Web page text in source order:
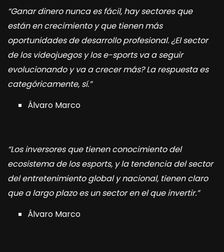
“Ganar dinero nunca es fácil, hay sectores que
están en crecimiento y que tienen más
oportunidades de desarrollo profesional.¿El sector
de los videojuegos y los e-sports va a seguir
evolucionando y va a crecer más? La respuesta es
categóricamente, sí.”
Álvaro Marco
“Los inversores que tienen conocimiento del
ecosistema de los esports, y la tendencia del sector
del entretenimiento global y nacional, tienen claro
que a largo plazo es un sector en el que invertir.”
Álvaro Marco